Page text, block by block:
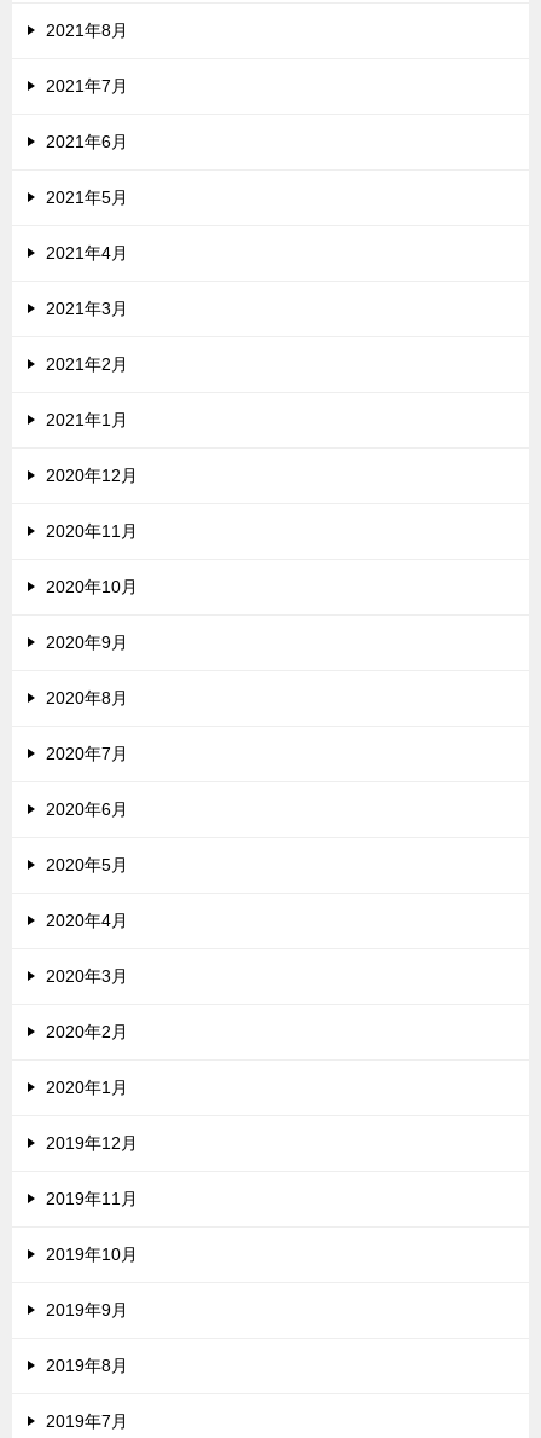
2021年8月
2021年7月
2021年6月
2021年5月
2021年4月
2021年3月
2021年2月
2021年1月
2020年12月
2020年11月
2020年10月
2020年9月
2020年8月
2020年7月
2020年6月
2020年5月
2020年4月
2020年3月
2020年2月
2020年1月
2019年12月
2019年11月
2019年10月
2019年9月
2019年8月
2019年7月